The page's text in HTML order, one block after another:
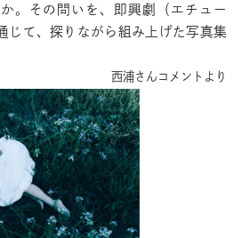
。その問いを、即興劇（エチュー
じて、探りながら組み上げた写真集
西浦さんコメントより